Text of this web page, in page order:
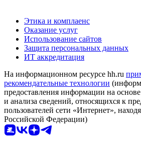
Этика и комплаенс
Оказание услуг
Использование сайтов
Защита персональных данных
ИТ аккредитация
На информационном ресурсе hh.ru
рекомендательные технологии
предоставления информации на
и анализа сведений, относящихся к
пользователей сети «Интернет»,
Российской Федерации)